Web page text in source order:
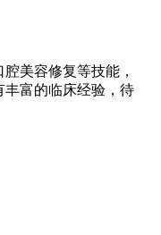
美容修复等技能，
丰富的临床经验，待